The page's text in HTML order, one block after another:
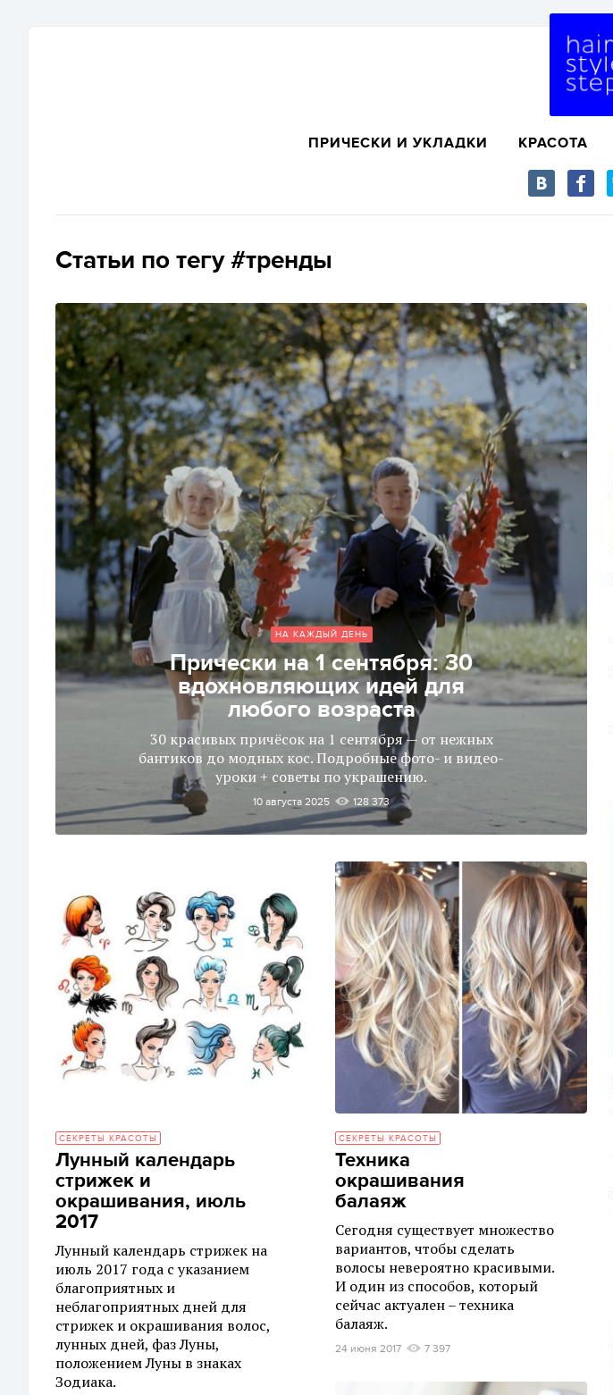
ПРИЧЕСКИ И УКЛАДКИ КРАСОТА
Статьи по тегу #тренды
НА КАЖДЫЙ ДЕНЬ
Прически на 1 сентября: 30
вдохновляющих идей для
любого возраста
30 красивых причёсок на 1 сентября — от нежных
бантиков до модных кос. Подробные фото- и видео-
уроки + советы по украшению.
10 августа 2025 128 373
СЕКРЕТЫ КРАСОТЫ
Лунный календарь
стрижек и
окрашивания, июль
2017
Лунный календарь стрижек на
июль 2017 года с указанием
благоприятных и
неблагоприятных дней для
стрижек и окрашивания волос,
лунных дней, фаз Луны,
положением Луны в знаках
Зодиака.
СЕКРЕТЫ КРАСОТЫ
Техника
окрашивания
балаяж
Сегодня существует множество
вариантов, чтобы сделать
волосы невероятно красивыми.
И один из способов, который
сейчас актуален – техника
балаяж.
24 июня 2017 7 397